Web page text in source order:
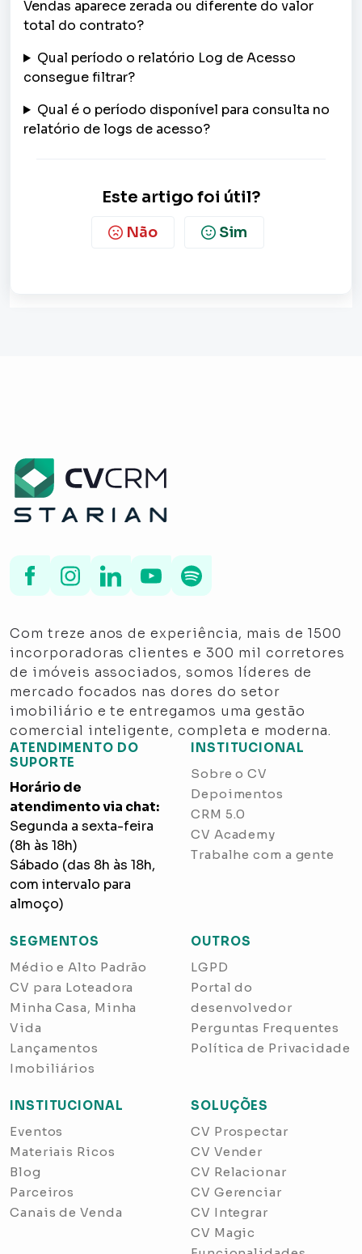
Vendas aparece zerada ou diferente do valor
total do contrato?
Qual período o relatório Log de Acesso
consegue filtrar?
Qual é o período disponível para consulta no
relatório de logs de acesso?
Este artigo foi útil?
Não Sim
Com treze anos de experiência, mais de 1500
incorporadoras clientes e 300 mil corretores
de imóveis associados, somos líderes de
mercado focados nas dores do setor
imobiliário e te entregamos uma gestão
comercial inteligente, completa e moderna.
INSTITUCIONAL
Sobre o CV
Depoimentos
CRM 5.0
CV Academy
Trabalhe com a gente
SEGMENTOS
Médio e Alto Padrão
CV para Loteadora
Minha Casa, Minha
Vida
Lançamentos
Imobiliários
OUTROS
LGPD
Portal do
desenvolvedor
Perguntas Frequentes
Política de Privacidade
INSTITUCIONAL
Eventos
Materiais Ricos
Blog
Parceiros
Canais de Venda
SOLUÇÕES
CV Prospectar
CV Vender
CV Relacionar
CV Gerenciar
CV Integrar
CV Magic
ATENDIMENTO DO
SUPORTE
Horário de
atendimento via chat:
Segunda a sexta-feira
(8h às 18h)
Sábado (das 8h às 18h,
com intervalo para
almoço)